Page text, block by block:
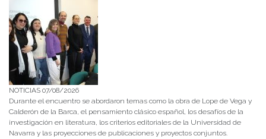
NOTICIAS 07/08/2026
Durante el encuentro se abordaron temas como la obra de Lope de Vega y
Calderón de la Barca, el pensamiento clásico español, los desafíos de la
investigación en literatura, los criterios editoriales de la Universidad de
Navarra y las proyecciones de publicaciones y proyectos conjuntos.